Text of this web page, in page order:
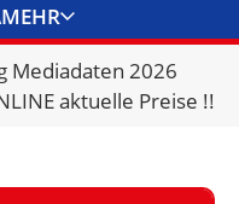
MEHR
Mediadaten 2026
aktuelle Preise !!